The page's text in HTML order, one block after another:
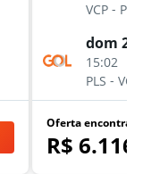
VCP - PLS
dom
15:02
PLS - VCP
Oferta
R$ 6.116